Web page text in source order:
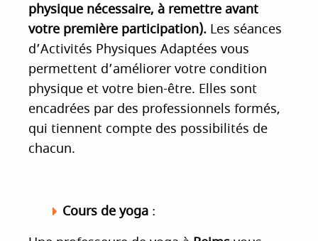
physique nécessaire, à remettre avant
votre première participation). Les séances
d’Activités Physiques Adaptées vous
permettent d’améliorer votre condition
physique et votre bien-être. Elles sont
encadrées par des professionnels formés,
qui tiennent compte des possibilités de
chacun.
Cours de yoga :